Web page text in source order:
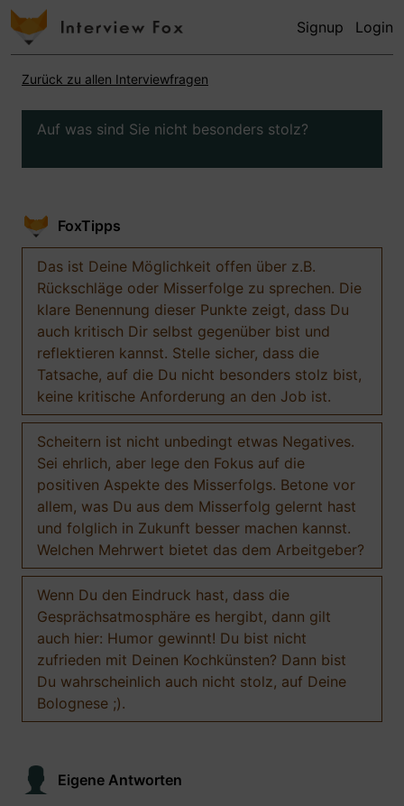
Signup Login
Zurück zu allen Interviewfragen
Auf was sind Sie nicht besonders stolz?
FoxTipps
Das ist Deine Möglichkeit offen über z.B.
Rückschläge oder Misserfolge zu sprechen. Die
klare Benennung dieser Punkte zeigt, dass Du
auch kritisch Dir selbst gegenüber bist und
reflektieren kannst. Stelle sicher, dass die
Tatsache, auf die Du nicht besonders stolz bist,
keine kritische Anforderung an den Job ist.
Scheitern ist nicht unbedingt etwas Negatives.
Sei ehrlich, aber lege den Fokus auf die
positiven Aspekte des Misserfolgs. Betone vor
allem, was Du aus dem Misserfolg gelernt hast
und folglich in Zukunft besser machen kannst.
Welchen Mehrwert bietet das dem Arbeitgeber?
Wenn Du den Eindruck hast, dass die
Gesprächsatmosphäre es hergibt, dann gilt
auch hier: Humor gewinnt! Du bist nicht
zufrieden mit Deinen Kochkünsten? Dann bist
Du wahrscheinlich auch nicht stolz, auf Deine
Bolognese ;).
Eigene Antworten